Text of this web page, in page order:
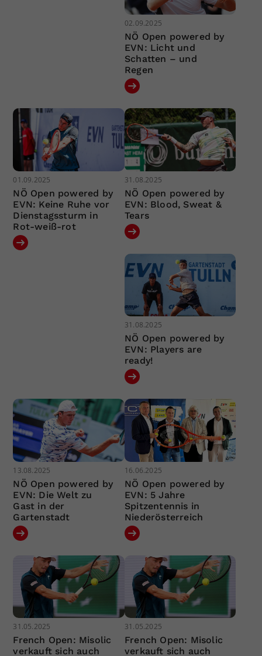
02.09.2025
NÖ Open powered by
EVN: Licht und
Schatten – und
Regen
01.09.2025
NÖ Open powered by
EVN: Keine Ruhe vor
Dienstagssturm in
Rot-weiß-rot
31.08.2025
NÖ Open powered by
EVN: Blood, Sweat &
Tears
31.08.2025
NÖ Open powered by
EVN: Players are
ready!
13.08.2025
NÖ Open powered by
EVN: Die Welt zu
Gast in der
Gartenstadt
16.06.2025
NÖ Open powered by
EVN: 5 Jahre
Spitzentennis in
Niederösterreich
31.05.2025
French Open: Misolic
verkauft sich auch
31.05.2025
French Open: Misolic
verkauft sich auch